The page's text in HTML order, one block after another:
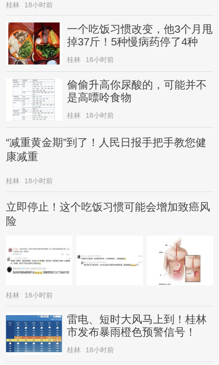
桂林 18小时前
一个吃饭习惯改变，他3个月甩
掉37斤！5种慢病药停了4种
桂林 18小时前
偷偷升高你尿酸的，可能并不
是高嘌呤食物
桂林 18小时前
“减重黄金期”到了！人民日报手把手教您健
康减重
桂林 18小时前
立即停止！这个吃饭习惯可能会增加致癌风
险
桂林 18小时前
雷电、短时大风马上到！桂林
市发布暴雨橙色预警信号！
桂林 18小时前